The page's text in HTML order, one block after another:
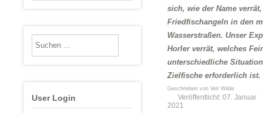
User Login
sich, wie der Name
Friedfischangeln in den
Wasserstraßen. Unser
Horler verrät, welches
unterschiedliche
Zielfische erforderlich ist.
Geschrieben von Veit Wilde
Veröffentlicht: 07. Januar
2021